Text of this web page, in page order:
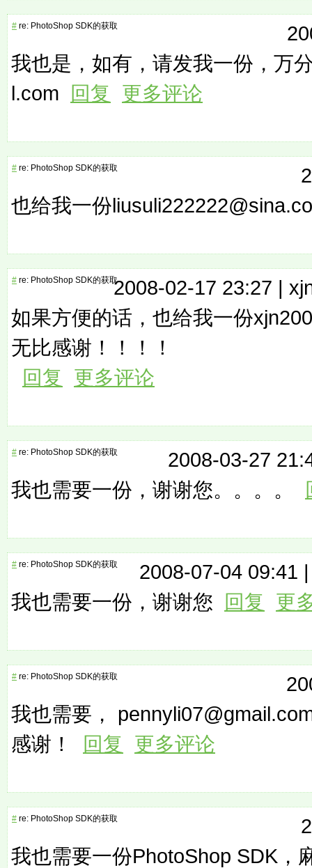
# re: PhotoShop SDK的获取
我也是，如有，请发我一份，万
l.com 回复 更多评论
# re: PhotoShop SDK的获取
也给我一份
# re: PhotoShop SDK的获取2008-02-17 23:27 |
如果方便的话，也给我一份
无比感谢！！！！
回复
更多评论
# re: PhotoShop SDK的获取
2008-03-27
我也需要一份，谢谢您。。。。
# re: PhotoShop SDK的获取
2008-07-04 09:41
我也需要一份，谢谢您 回复 更
# re: PhotoShop SDK的获取
我也需要，
感谢！ 回复 更多评论
# re: PhotoShop SDK的获取
我也需要一份PhotoShop SDK，